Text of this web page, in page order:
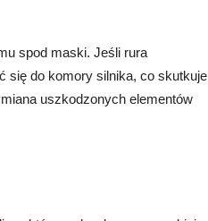
spod maski. Jeśli rura
się do komory silnika, co skutkuje
uszkodzonych elementów